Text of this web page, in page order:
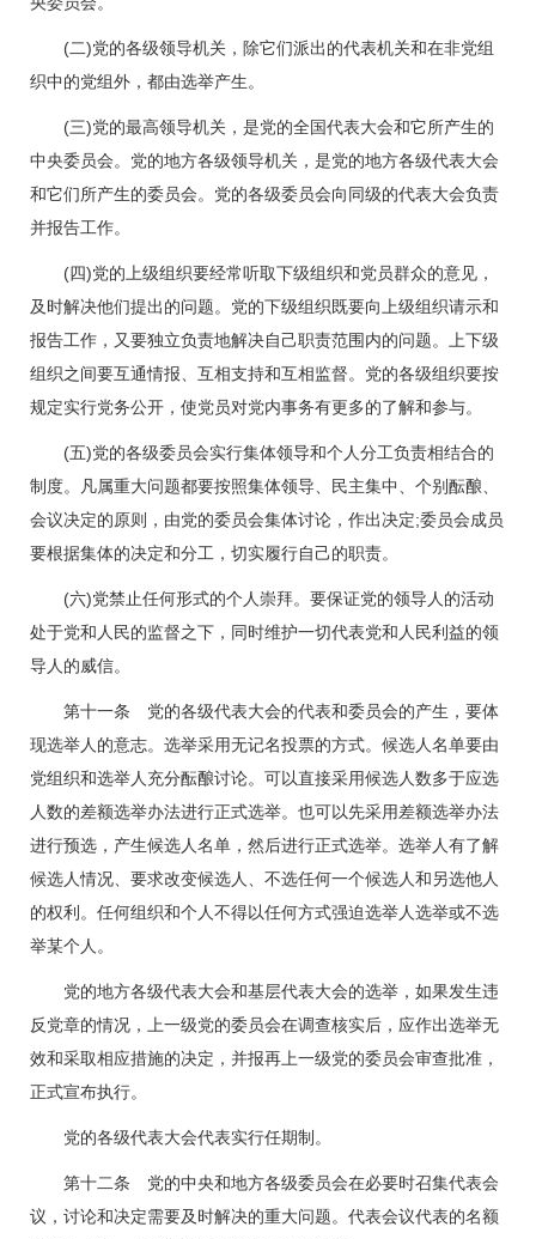
(二)党的各级领导机关，除它们派出的代表机关和在非党组
织中的党组外，都由选举产生。
(三)党的最高领导机关，是党的全国代表大会和它所产生的
中央委员会。党的地方各级领导机关，是党的地方各级代表大会
和它们所产生的委员会。党的各级委员会向同级的代表大会负责
并报告工作。
(四)党的上级组织要经常听取下级组织和党员群众的意见，
及时解决他们提出的问题。党的下级组织既要向上级组织请示和
报告工作，又要独立负责地解决自己职责范围内的问题。上下级
组织之间要互通情报、互相支持和互相监督。党的各级组织要按
规定实行党务公开，使党员对党内事务有更多的了解和参与。
(五)党的各级委员会实行集体领导和个人分工负责相结合的
制度。凡属重大问题都要按照集体领导、民主集中、个别酝酿、
会议决定的原则，由党的委员会集体讨论，作出决定;委员会成员
要根据集体的决定和分工，切实履行自己的职责。
(六)党禁止任何形式的个人崇拜。要保证党的领导人的活动
处于党和人民的监督之下，同时维护一切代表党和人民利益的领
导人的威信。
第十一条 党的各级代表大会的代表和委员会的产生，要体
现选举人的意志。选举采用无记名投票的方式。候选人名单要由
党组织和选举人充分酝酿讨论。可以直接采用候选人数多于应选
人数的差额选举办法进行正式选举。也可以先采用差额选举办法
进行预选，产生候选人名单，然后进行正式选举。选举人有了解
候选人情况、要求改变候选人、不选任何一个候选人和另选他人
的权利。任何组织和个人不得以任何方式强迫选举人选举或不选
举某个人。
党的地方各级代表大会和基层代表大会的选举，如果发生违
反党章的情况，上一级党的委员会在调查核实后，应作出选举无
效和采取相应措施的决定，并报再上一级党的委员会审查批准，
正式宣布执行。
党的各级代表大会代表实行任期制。
第十二条 党的中央和地方各级委员会在必要时召集代表会
议，讨论和决定需要及时解决的重大问题。代表会议代表的名额